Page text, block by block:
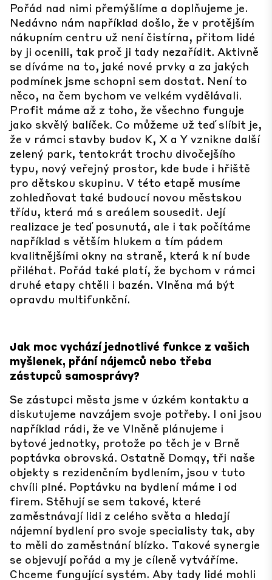
Pořád nad nimi přemýšlíme a doplňujeme je.
Nedávno nám například došlo, že v protějším
nákupním centru už není čistírna, přitom lidé
by ji ocenili, tak proč ji tady nezařídit. Aktivně
se díváme na to, jaké nové prvky a za jakých
podmínek jsme schopni sem dostat. Není to
něco, na čem bychom ve velkém vydělávali.
Profit máme až z toho, že všechno funguje
jako skvělý balíček. Co můžeme už teď slíbit je,
že v rámci stavby budov K, X a Y vznikne další
zelený park, tentokrát trochu divočejšího
typu, nový veřejný prostor, kde bude i hřiště
pro dětskou skupinu. V této etapě musíme
zohledňovat také budoucí novou městskou
třídu, která má s areálem sousedit. Její
realizace je teď posunutá, ale i tak počítáme
například s větším hlukem a tím pádem
kvalitnějšími okny na straně, která k ní bude
přiléhat. Pořád také platí, že bychom v rámci
druhé etapy chtěli i bazén. Vlněna má být
opravdu multifunkční.
Jak moc vychází jednotlivé funkce z vašich
myšlenek, přání nájemců nebo třeba
zástupců samosprávy?
Se zástupci města jsme v úzkém kontaktu a
diskutujeme navzájem svoje potřeby. I oni jsou
například rádi, že ve Vlněně plánujeme i
bytové jednotky, protože po těch je v Brně
poptávka obrovská. Ostatně Domqy, tři naše
objekty s rezidenčním bydlením, jsou v tuto
chvíli plné. Poptávku na bydlení máme i od
firem. Stěhují se sem takové, které
zaměstnávají lidi z celého světa a hledají
nájemní bydlení pro svoje specialisty tak, aby
to měli do zaměstnání blízko. Takové synergie
se objevují pořád a my je cíleně vytváříme.
Chceme fungující systém. Aby tady lidé mohli